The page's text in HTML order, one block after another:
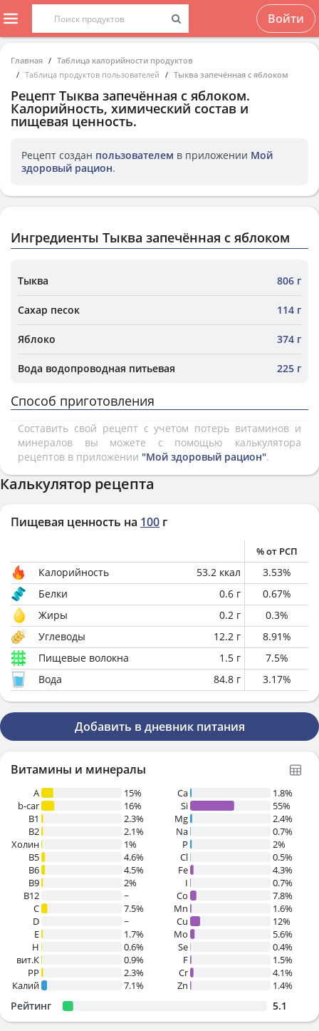
Войти
Главная
Таблица калорийности продуктов
Таблица продуктов пользователей
Тыква запечённая с яблоком
Рецепт Тыква запечённая с яблоком.
Калорийность, химический состав и
пищевая ценность.
Рецепт создан пользователем в приложении Мой
здоровый рацион.
Ингредиенты Тыква запечённая с яблоком
Тыква 806 г
Сахар песок 114 г
Яблоко 374 г
Вода водопроводная питьевая 225 г
Способ приготовления
Составить свой рецепт с учетом потерь витаминов и
минералов вы можете с помощью калькулятора
рецептов в приложении "Мой здоровый рацион".
Калькулятор рецепта
Пищевая ценность на 100 г
% от РСП
Калорийность 53.2 ккал 3.53%
Белки
0.6 г 0.67%
Жиры
0.2 г 0.3%
Углеводы
12.2 г 8.91%
Пищевые волокна
1.5 г 7.5%
Вода
84.8 г 3.17%
Добавить в дневник питания
Витамины и минералы
A
15%
b-car
16%
В1
2.3%
B2
2.1%
Холин
1%
B5
4.6%
B6
4.5%
B9
2%
B12
~
C
7.5%
D
~
E
1.7%
H
0.6%
вит.К
0.9%
PP
2.3%
Калий
7.1%
Ca
1.8%
Si
55%
Mg
2.4%
Na
0.7%
P
2%
Cl
0.5%
Fe
4.3%
I
0.7%
Co
7.8%
Mn
1.6%
Cu
12%
Mo
5.6%
Se
0.4%
F
1.5%
Cr
4.1%
Zn
1.4%
Рейтинг 5.1